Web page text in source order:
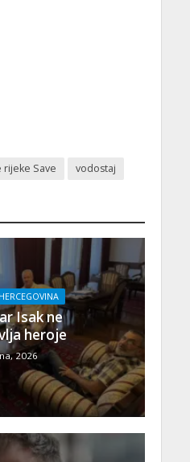
Save vodostaj
Isak ne
heroje
2026